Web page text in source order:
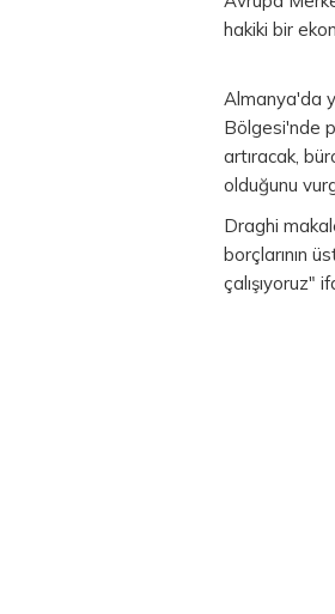
hakiki bir
Almanya'da
Bölgesi'nde
artıracak,
olduğunu
Draghi
borçlarının
çalışıyoruz"